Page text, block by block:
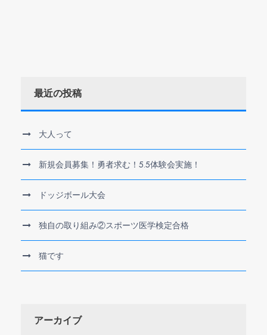
最近の投稿
大人って
新規会員募集！勇者求む！5.5体験会実施！
ドッジボール大会
独自の取り組み②スポーツ医学検定合格
猫です
アーカイブ